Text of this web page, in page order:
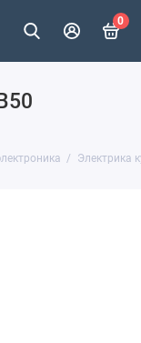
0
Электрика